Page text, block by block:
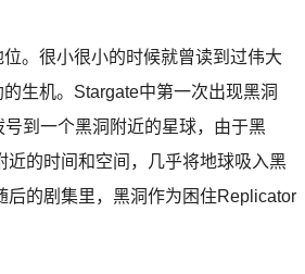
。很小很小的时候就曾读到过伟大
生机。Stargate中第一次出现黑洞
到一个黑洞附近的星球，由于黑
的时间和空间，几乎将地球吸入黑
的剧集里，黑洞作为困住Replicator